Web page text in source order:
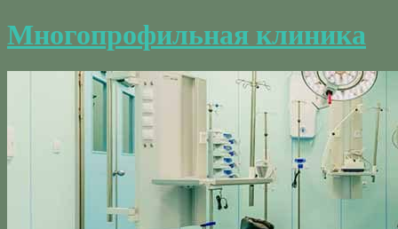
Многопрофильная клиника